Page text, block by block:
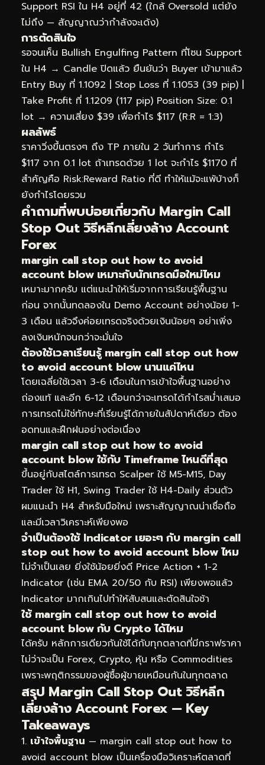
Support RSI ใน H4 อยู่ที่ 42 (ใกล้ Oversold แต่ยัง
ไม่ถึง — สัญญาณว่ากำลังจะเด้ง)
การตัดสินใจ
รอจนเห็น Bullish Engulfing Pattern ที่โซน Support
ใน H4 → Candle ปิดแล้ว ยืนยันว่า Buyer เข้ามาแล้ว
Entry Buy ที่ 1.1092 | Stop Loss ที่ 1.1053 (39 pip) |
Take Profit ที่ 1.1209 (117 pip) Position Size: 0.1
lot → ความเสี่ยง $39 เพื่อกำไร $117 (R:R = 1:3)
ผลลัพธ์
ราคาวิ่งขึ้นตรงๆ ถึง TP ภายใน 2 วันทำการ กำไร
$117 จาก 0.1 lot ถ้าเทรดด้วย 1 lot จะกำไร $1170 ที่
สำคัญคือ Risk:Reward Ratio ที่ดี ทำให้แม้จะแพ้บ้างก็
ยังกำไรโดยรวม
คำถามที่พบบ่อยเกี่ยวกับ Margin Call
Stop Out วิธีหลีกเลี่ยงล้าง Account
Forex
margin call stop out how to avoid
account blow เหมาะกับนักเทรดมือใหม่ไหม
เหมาะมากครับ แต่แนะนำให้เริ่มจากการเรียนรู้พื้นฐาน
ก่อน จากนั้นทดลองใน Demo Account อย่างน้อย 1-
3 เดือน แล้วจึงค่อยเทรดจริงด้วยเงินน้อยๆ อย่าเพิ่ง
ลงเงินหนักจนกว่าจะมั่นใจ
ต้องใช้เวลาเรียนรู้ margin call stop out how
to avoid account blow นานแค่ไหน
โดยเฉลี่ยใช้เวลา 3-6 เดือนในการเข้าใจพื้นฐานอย่าง
ถ่องแท้ และอีก 6-12 เดือนกว่าจะเทรดได้กำไรสม่ำเสมอ
การเทรดไม่ใช่ทักษะที่เรียนรู้ได้ภายในสัปดาห์เดียว ต้อง
อดทนและฝึกฝนอย่างต่อเนื่อง
margin call stop out how to avoid
account blow ใช้กับ Timeframe ไหนดีที่สุด
ขึ้นอยู่กับสไตล์การเทรด Scalper ใช้ M5-M15, Day
Trader ใช้ H1, Swing Trader ใช้ H4-Daily ส่วนตัว
ผมแนะนำ H4 สำหรับมือใหม่ เพราะสัญญาณน่าเชื่อถือ
และมีเวลาวิเคราะห์เพียงพอ
จำเป็นต้องใช้ Indicator เยอะๆ กับ margin call
stop out how to avoid account blow ไหม
ไม่จำเป็นเลย ยิ่งใช้น้อยยิ่งดี Price Action + 1-2
Indicator (เช่น EMA 20/50 กับ RSI) เพียงพอแล้ว
Indicator มากเกินไปทำให้สับสนและตัดสินใจช้า
ใช้ margin call stop out how to avoid
account blow กับ Crypto ได้ไหม
ได้ครับ หลักการเดียวกันใช้ได้กับทุกตลาดที่มีกราฟราคา
ไม่ว่าจะเป็น Forex, Crypto, หุ้น หรือ Commodities
เพราะพฤติกรรมของผู้ซื้อผู้ขายเหมือนกันในทุกตลาด
สรุป Margin Call Stop Out วิธีหลีก
เลี่ยงล้าง Account Forex — Key
Takeaways
เข้าใจพื้นฐาน — margin call stop out how to
avoid account blow เป็นเครื่องมือวิเคราะห์ตลาดที่